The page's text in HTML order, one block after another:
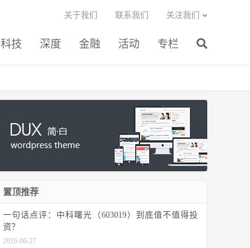
科技 深度 金融 活动 专栏
关于我们 联系我们 关注我们
置顶推荐
一句话点评：中科曙光（603019）到底值不值得投
资？
2026-06-27